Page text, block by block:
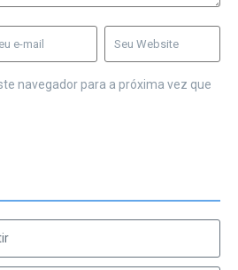
navegador para a próxima vez que